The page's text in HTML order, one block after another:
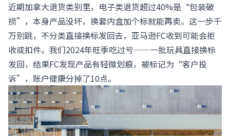
近期加拿大退货类别里，电子类退货超过40%是“包装破
损”，本身产品没坏，换套内盒加个标就能再卖。这一步千
万别跳，不分类直接换标发回去，亚马逊FC收到可能会拒
收或扣件。我们2024年旺季吃过亏——一批玩具直接换标
发回，结果FC发现产品有轻微划痕，被标记为“客户投
诉”，账户健康分掉了10点。